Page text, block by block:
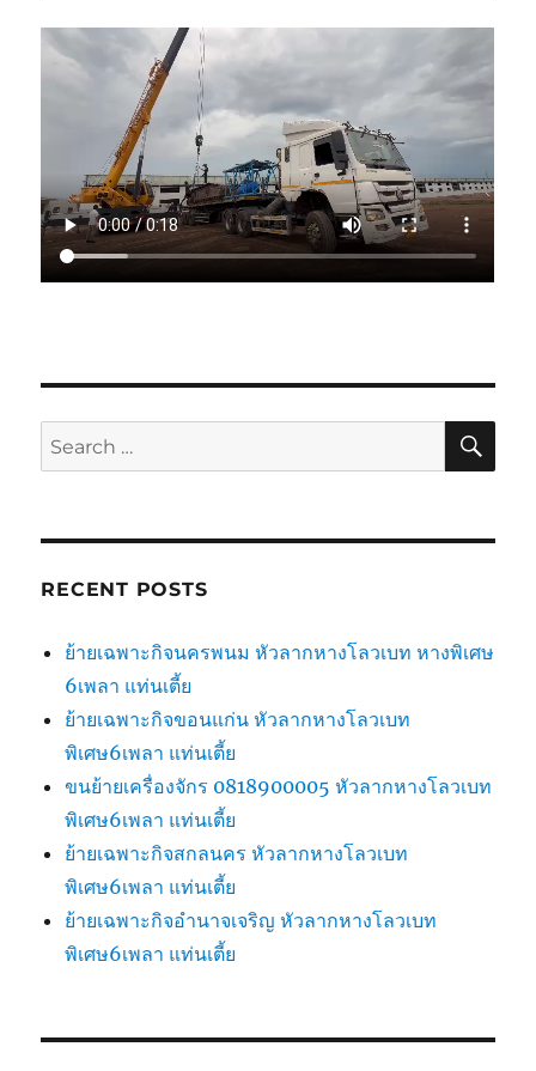
Search
for:
RECENT POSTS
ย้ายเฉพาะกิจนครพนม หัวลากหางโลวเบท หางพิเศษ
6เพลา แท่นเตี้ย
ย้ายเฉพาะกิจขอนแก่น หัวลากหางโลวเบท
พิเศษ6เพลา แท่นเตี้ย
ขนย้ายเครื่องจักร 0818900005 หัวลากหางโลวเบท
พิเศษ6เพลา แท่นเตี้ย
ย้ายเฉพาะกิจสกลนคร หัวลากหางโลวเบท
พิเศษ6เพลา แท่นเตี้ย
ย้ายเฉพาะกิจอำนาจเจริญ หัวลากหางโลวเบท
พิเศษ6เพลา แท่นเตี้ย